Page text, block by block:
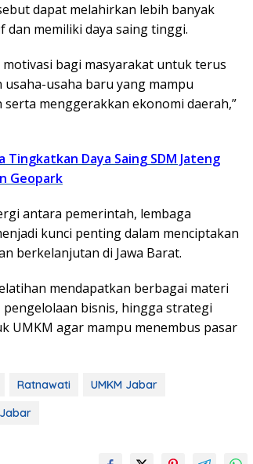
dapat melahirkan lebih banyak
memiliki daya saing tinggi.
bagi masyarakat untuk terus
usaha baru yang mampu
menggerakkan ekonomi daerah,”
Tingkatkan Daya Saing SDM Jateng
Geopark
antara pemerintah, lembaga
kunci penting dalam menciptakan
berkelanjutan di Jawa Barat.
mendapatkan berbagai materi
bisnis, hingga strategi
UMKM agar mampu menembus pasar
Ratnawati
UMKM Jabar